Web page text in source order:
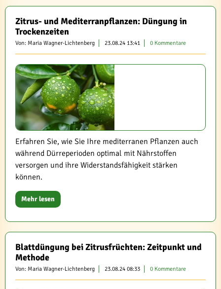
Zitrus- und Mediterranpflanzen: Düngung in
Trockenzeiten
Von: Maria Wagner-Lichtenberg 23.08.24 13:41 0 Kommentare
Erfahren Sie, wie Sie Ihre mediterranen Pflanzen auch
während Dürreperioden optimal mit Nährstoffen
versorgen und ihre Widerstandsfähigkeit stärken
können.
Mehr lesen
Blattdüngung bei Zitrusfrüchten: Zeitpunkt und
Methode
Von: Maria Wagner-Lichtenberg 23.08.24 08:33 0 Kommentare